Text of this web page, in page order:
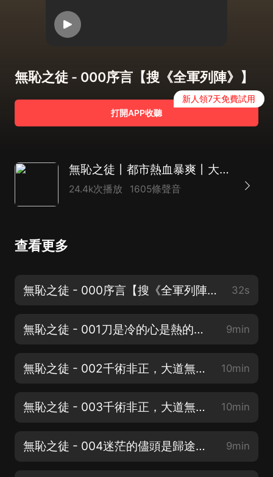
無恥之徒 - 000序言【搜《全軍列陣》】
打開APP收聽
新人領7天免費試用
無恥之徒丨都市熱血暴爽丨大斌領銜多人有聲劇
24.4k次播放 1605條聲音
查看更多
無恥之徒 - 000序言【搜《全軍列陣》】 32s
無恥之徒 - 001刀是冷的心是熱的【搜《全軍列陣》】 9min
無恥之徒 - 002千術非正，大道無窮（1）【搜《全軍列陣》】 10min
無恥之徒 - 003千術非正，大道無窮（2）【搜《全軍列陣》】 10min
無恥之徒 - 004迷茫的儘頭是歸途（1）【搜《全軍列陣》】 9min